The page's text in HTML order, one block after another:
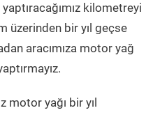
kilometreyi
üzerinden bir yıl geçse
aracımıza motor yağ
motor yağı bir yıl